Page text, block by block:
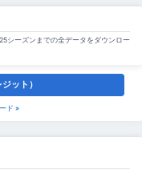
シーズンまでの全データをダウンロー
ット）
ド »